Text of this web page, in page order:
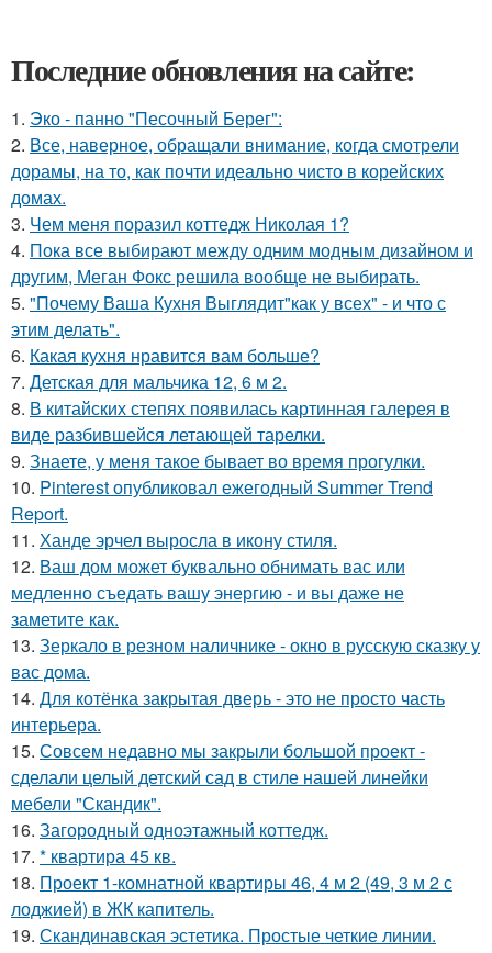
Последние обновления на сайте:
1. Эко - панно "Песочный Берег":
2. Все, наверное, обращали внимание, когда смотрели
дорамы, на то, как почти идеально чисто в корейских
домах.
3. Чем меня поразил коттедж Николая 1?
4. Пока все выбирают между одним модным дизайном и
другим, Меган Фокс решила вообще не выбирать.
5. "Почему Ваша Кухня Выглядит"как у всех" - и что с
этим делать".
6. Какая кухня нравится вам больше?
7. Детская для мальчика 12, 6 м 2.
8. В китайских степях появилась картинная галерея в
виде разбившейся летающей тарелки.
9. Знаете, у меня такое бывает во время прогулки.
10. Pinterest опубликовал ежегодный Summer Trend
Report.
11. Ханде эрчел выросла в икону стиля.
12. Ваш дом может буквально обнимать вас или
медленно съедать вашу энергию - и вы даже не
заметите как.
13. Зеркало в резном наличнике - окно в русскую сказку у
вас дома.
14. Для котёнка закрытая дверь - это не просто часть
интерьера.
15. Совсем недавно мы закрыли большой проект -
сделали целый детский сад в стиле нашей линейки
мебели "Скандик".
16. Загородный одноэтажный коттедж.
17. * квартира 45 кв.
18. Проект 1-комнатной квартиры 46, 4 м 2 (49, 3 м 2 с
лоджией) в ЖК капитель.
19. Скандинавская эстетика. Простые четкие линии.